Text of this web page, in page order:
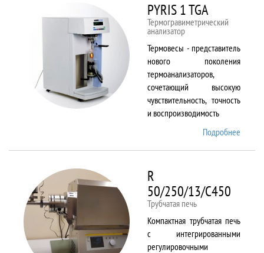
PYRIS 1 TGA
Термогравиметрический
анализатор
Термовесы - представитель
нового поколения
термоанализаторов,
сочетающий высокую
чувствительность, точность
и воспроизводимость
Подробнее
R
50/250/13/C450
Трубчатая печь
Компактная трубчатая печь
с интегрированными
регулировочными